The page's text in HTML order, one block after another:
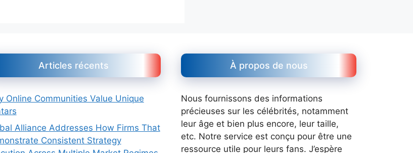
Articles récents
Online Communities Value Unique
Alliance Addresses How Firms That
Consistent Strategy
À propos de nous
Nous fournissons des informations
précieuses sur les célébrités, notamment
leur âge et bien plus encore, leur taille,
etc. Notre service est conçu pour être une
ressource utile pour leurs fans. J’espère